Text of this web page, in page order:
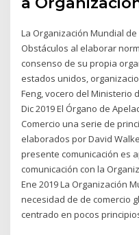
La Organización Mundial
Obstáculos al elaborar
consenso de su propia
estados unidos,
Feng, vocero del Ministerio
Dic 2019 El Órgano de
Comercio una serie de
elaborados por David
presente comunicación es
comunicación con la
Ene 2019 La Organización
necesidad de de comercio
centrado en pocos